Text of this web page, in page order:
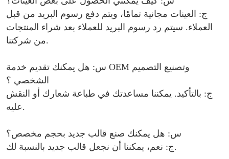
ج: العينات مجانية تمامًا، ويتم دفع رسوم البريد من قبل
العملاء. سيتم رد رسوم البريد للعملاء بعد شراء المنتجات
من شركتنا.
س: هل يمكنك تقديم خدمة OEM وتصنيع التصميم
الشخصي ؟
ج: بالتأكيد. يمكننا مساعدتك في طباعة شعارك أو النقش
عليه.
س: هل يمكنك صنع قالب جديد بحجم مخصص؟
ج: نعم، يمكننا أن نجعل قالب جديد بالنسبة لك.